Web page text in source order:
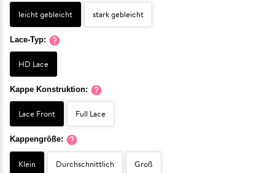
leicht gebleicht stark gebleicht
Lace-Typ:
HD Lace
Kappe Konstruktion:
Lace Front Full Lace
Kappengröße:
Klein Durchschnittlich Groß